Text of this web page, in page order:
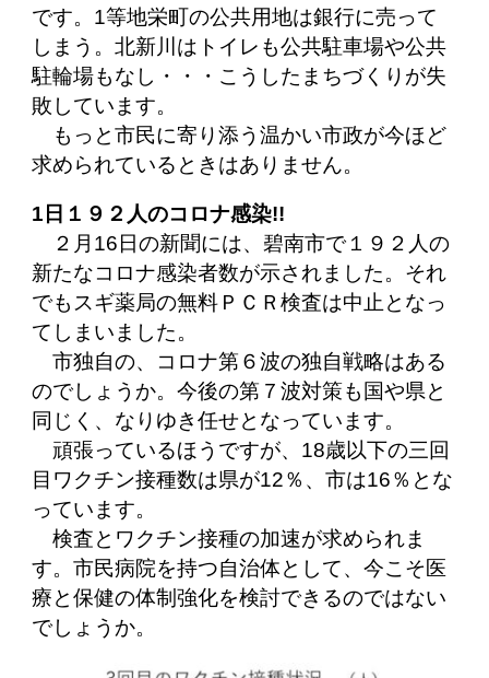
です。1等地栄町の公共用地は銀行に売って
しまう。北新川はトイレも公共駐車場や公共
駐輪場もなし・・・こうしたまちづくりが失
敗しています。
もっと市民に寄り添う温かい市政が今ほど
求められているときはありません。
1日１９２人のコロナ感染!!
２月16日の新聞には、碧南市で１９２人の
新たなコロナ感染者数が示されました。それ
でもスギ薬局の無料ＰＣＲ検査は中止となっ
てしまいました。
市独自の、コロナ第６波の独自戦略はある
のでしょうか。今後の第７波対策も国や県と
同じく、なりゆき任せとなっています。
頑張っているほうですが、18歳以下の三回
目ワクチン接種数は県が12％、市は16％とな
っています。
検査とワクチン接種の加速が求められま
す。市民病院を持つ自治体として、今こそ医
療と保健の体制強化を検討できるのではない
でしょうか。